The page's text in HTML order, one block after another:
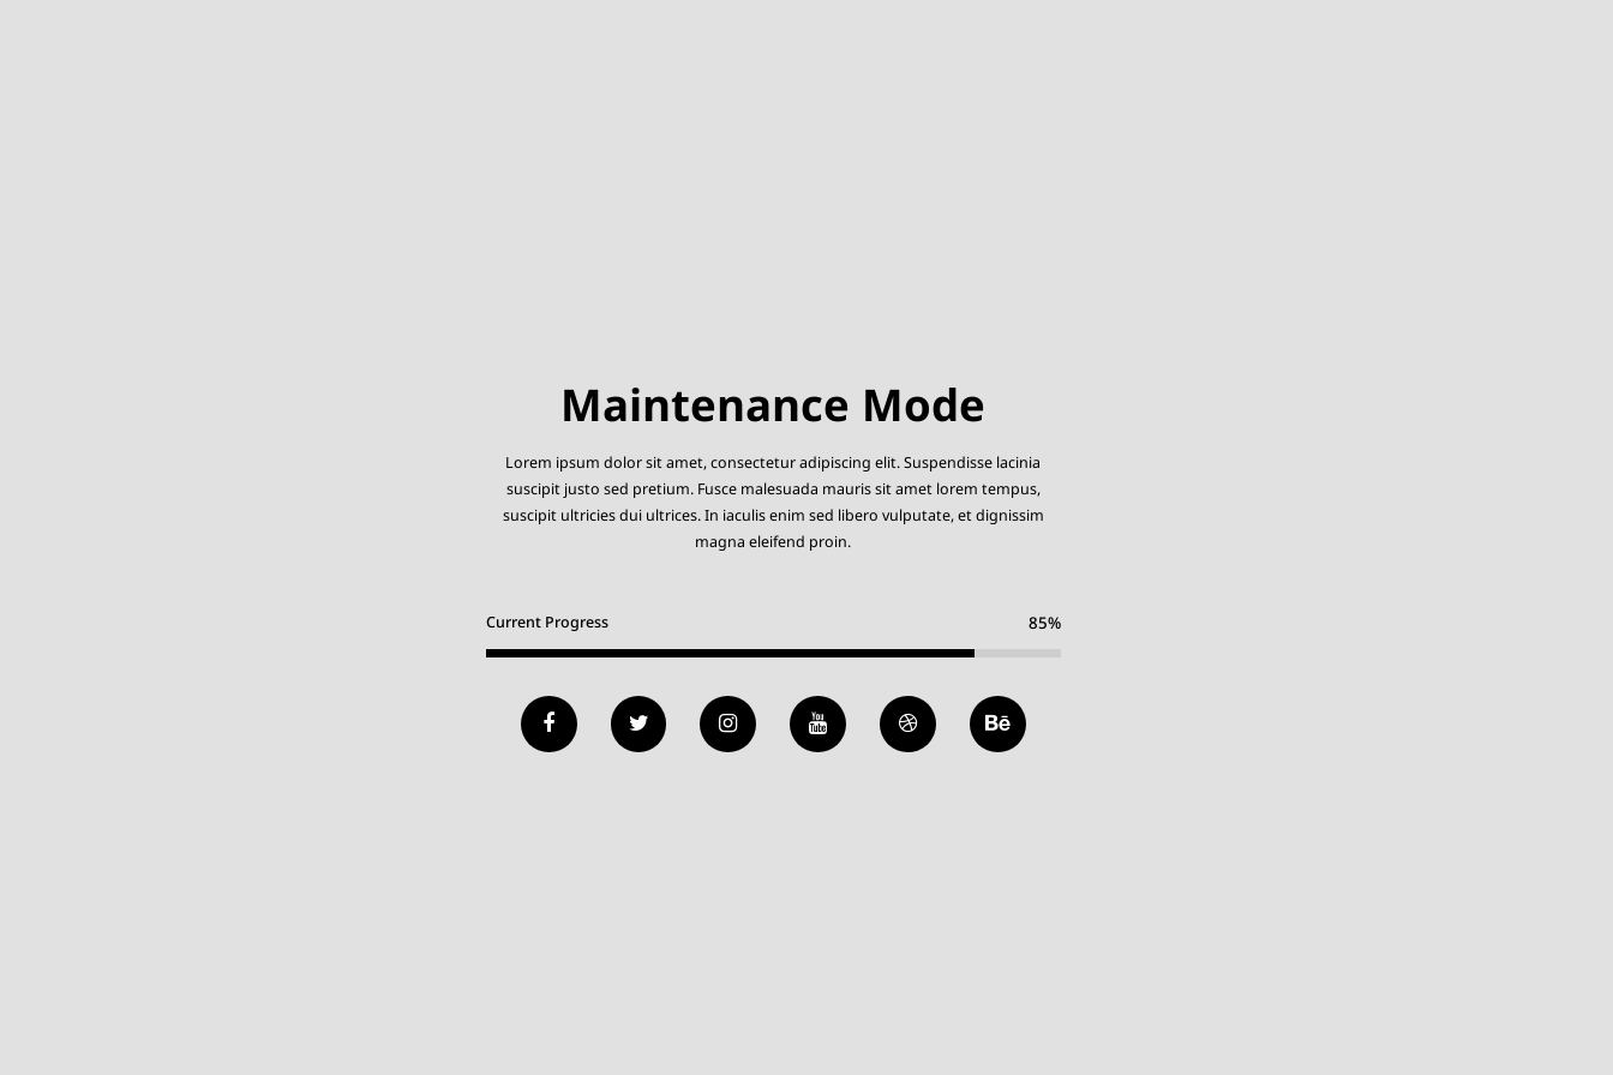
Maintenance Mode
Lorem ipsum dolor sit amet, consectetur adipiscing elit. Suspendisse lacinia
suscipit justo sed pretium. Fusce malesuada mauris sit amet lorem tempus,
suscipit ultricies dui ultrices. In iaculis enim sed libero vulputate, et dignissim
magna eleifend proin.
Current Progress 85%